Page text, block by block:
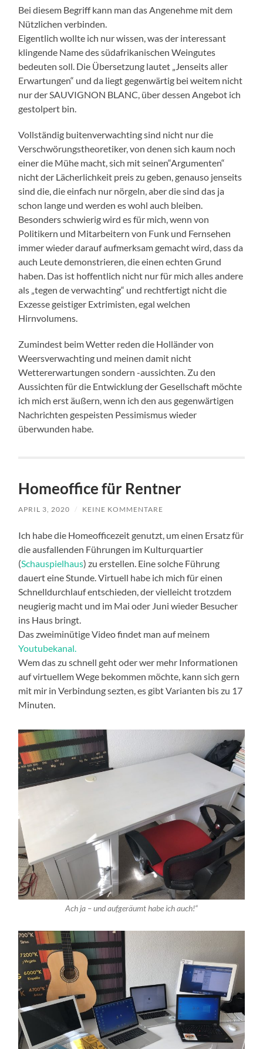
Bei diesem Begriff kann man das Angenehme mit dem
Nützlichen verbinden.
Eigentlich wollte ich nur wissen, was der interessant
klingende Name des südafrikanischen Weingutes
bedeuten soll. Die Übersetzung lautet „Jenseits aller
Erwartungen“ und da liegt gegenwärtig bei weitem nicht
nur der SAUVIGNON BLANC, über dessen Angebot ich
gestolpert bin.
Vollständig buitenverwachting sind nicht nur die
Verschwörungstheoretiker, von denen sich kaum noch
einer die Mühe macht, sich mit seinen“Argumenten“
nicht der Lächerlichkeit preis zu geben, genauso jenseits
sind die, die einfach nur nörgeln, aber die sind das ja
schon lange und werden es wohl auch bleiben.
Besonders schwierig wird es für mich, wenn von
Politikern und Mitarbeitern von Funk und Fernsehen
immer wieder darauf aufmerksam gemacht wird, dass da
auch Leute demonstrieren, die einen echten Grund
haben. Das ist hoffentlich nicht nur für mich alles andere
als „tegen de verwachting“ und rechtfertigt nicht die
Exzesse geistiger Extrimisten, egal welchen
Hirnvolumens.
Zumindest beim Wetter reden die Holländer von
Weersverwachting und meinen damit nicht
Wettererwartungen sondern -aussichten. Zu den
Aussichten für die Entwicklung der Gesellschaft möchte
ich mich erst äußern, wenn ich den aus gegenwärtigen
Nachrichten gespeisten Pessimismus wieder
überwunden habe.
Homeoffice für Rentner
APRIL 3, 2020 / KEINE KOMMENTARE
Ich habe die Homeofficezeit genutzt, um einen Ersatz für
die ausfallenden Führungen im Kulturquartier
(Schauspielhaus) zu erstellen. Eine solche Führung
dauert eine Stunde. Virtuell habe ich mich für einen
Schnelldurchlauf entschieden, der vielleicht trotzdem
neugierig macht und im Mai oder Juni wieder Besucher
ins Haus bringt.
Das zweiminütige Video findet man auf meinem
Youtubekanal.
Wem das zu schnell geht oder wer mehr Informationen
auf virtuellem Wege bekommen möchte, kann sich gern
mit mir in Verbindung sezten, es gibt Varianten bis zu 17
Minuten.
Ach ja – und aufgeräumt habe ich auch!“